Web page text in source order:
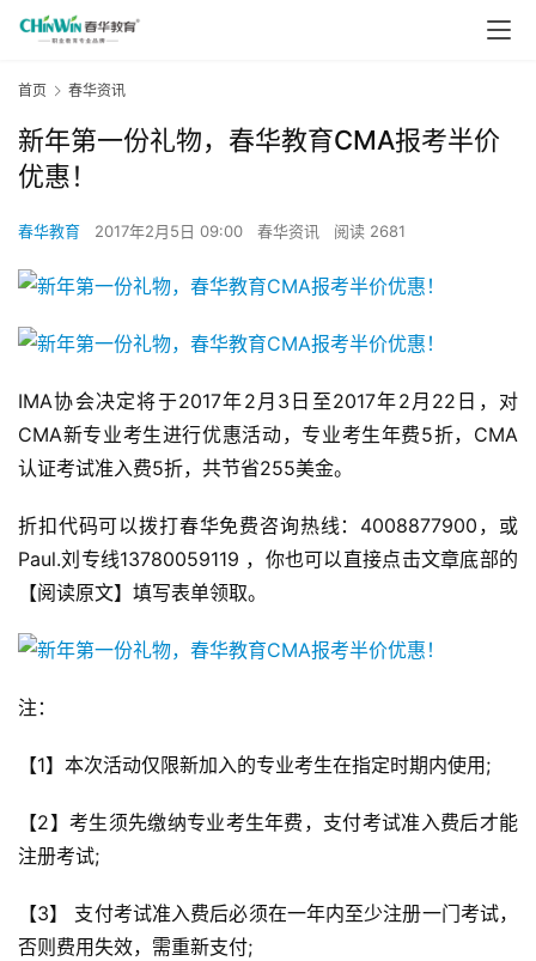
首页 春华资讯
新年第一份礼物，春华教育CMA报考半价
优惠！
春华教育 2017年2月5日 09:00 春华资讯 阅读 2681
IMA协会决定将于2017年2月3日至2017年2月22日，对
CMA新专业考生进行优惠活动，专业考生年费5折，CMA
认证考试准入费5折，共节省255美金。
折扣代码可以拨打春华免费咨询热线：4008877900，或
Paul.刘专线13780059119 ，你也可以直接点击文章底部的
【阅读原文】填写表单领取。
注：
【1】本次活动仅限新加入的专业考生在指定时期内使用;
【2】考生须先缴纳专业考生年费，支付考试准入费后才能
注册考试;
【3】 支付考试准入费后必须在一年内至少注册一门考试，
否则费用失效，需重新支付;